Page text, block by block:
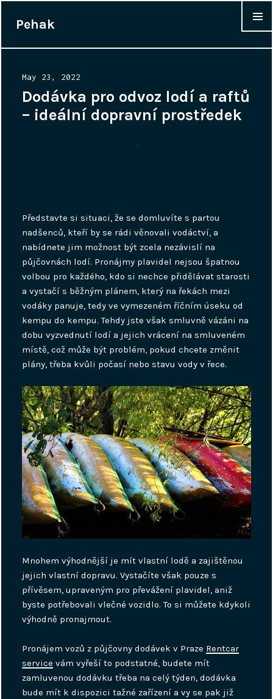
Pehak
Posted
on
May 23, 2022
Dodávka pro odvoz lodí a raftů
– ideální dopravní prostředek
Představte si situaci, že se domluvíte s partou
nadšenců, kteří by se rádi věnovali vodáctví, a
nabídnete jim možnost být zcela nezávislí na
půjčovnách lodí. Pronájmy plavidel nejsou špatnou
volbou pro každého, kdo si nechce přidělávat starosti
a vystačí s běžným plánem, který na řekách mezi
vodáky panuje, tedy ve vymezeném říčním úseku od
kempu do kempu. Tehdy jste však smluvně vázáni na
dobu vyzvednutí lodí a jejich vrácení na smluveném
místě, což může být problém, pokud chcete změnit
plány, třeba kvůli počasí nebo stavu vody v řece.
Mnohem výhodnější je mít vlastní lodě a zajištěnou
jejich vlastní dopravu. Vystačíte však pouze s
přívěsem, upraveným pro převážení plavidel, aniž
byste potřebovali vlečné vozidlo. To si můžete kdykoli
výhodně pronajmout.
Pronájem vozů z půjčovny dodávek v Praze Rentcar
service vám vyřeší to podstatné, budete mít
zamluvenou dodávku třeba na celý týden, dodávka
bude mít k dispozici tažné zařízení a vy se pak již